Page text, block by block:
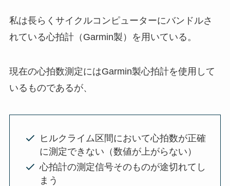
私は長らくサイクルコンピューターにバンドルさ
れている心拍計（Garmin製）を用いている。
現在の心拍数測定にはGarmin製心拍計を使用して
いるものであるが、
ヒルクライム区間において心拍数が正確
に測定できない（数値が上がらない）
心拍計の測定信号そのものが途切れてし
まう